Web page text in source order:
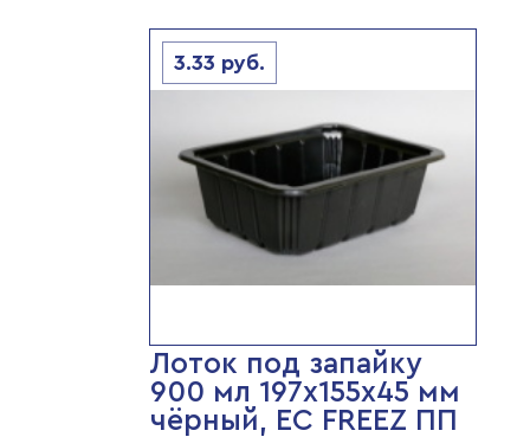
3.33 руб.
Лоток под запайку
900 мл 197х155х45 мм
чёрный, ЕС FREEZ ПП